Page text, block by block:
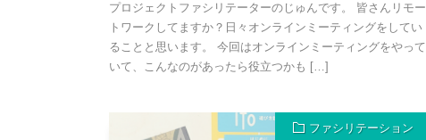
プロジェクトファシリテーターのじゅんです。 皆さんリモー
トワークしてますか？日々オンラインミーティングをしてい
ることと思います。 今回はオンラインミーティングをやって
いて、こんなのがあったら役立つかも […]
ファシリテーション